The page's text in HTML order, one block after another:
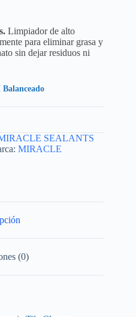
Limpiador de alto
para eliminar grasa y
sin dejar residuos ni
SEALANTS
MIRACLE
(0)